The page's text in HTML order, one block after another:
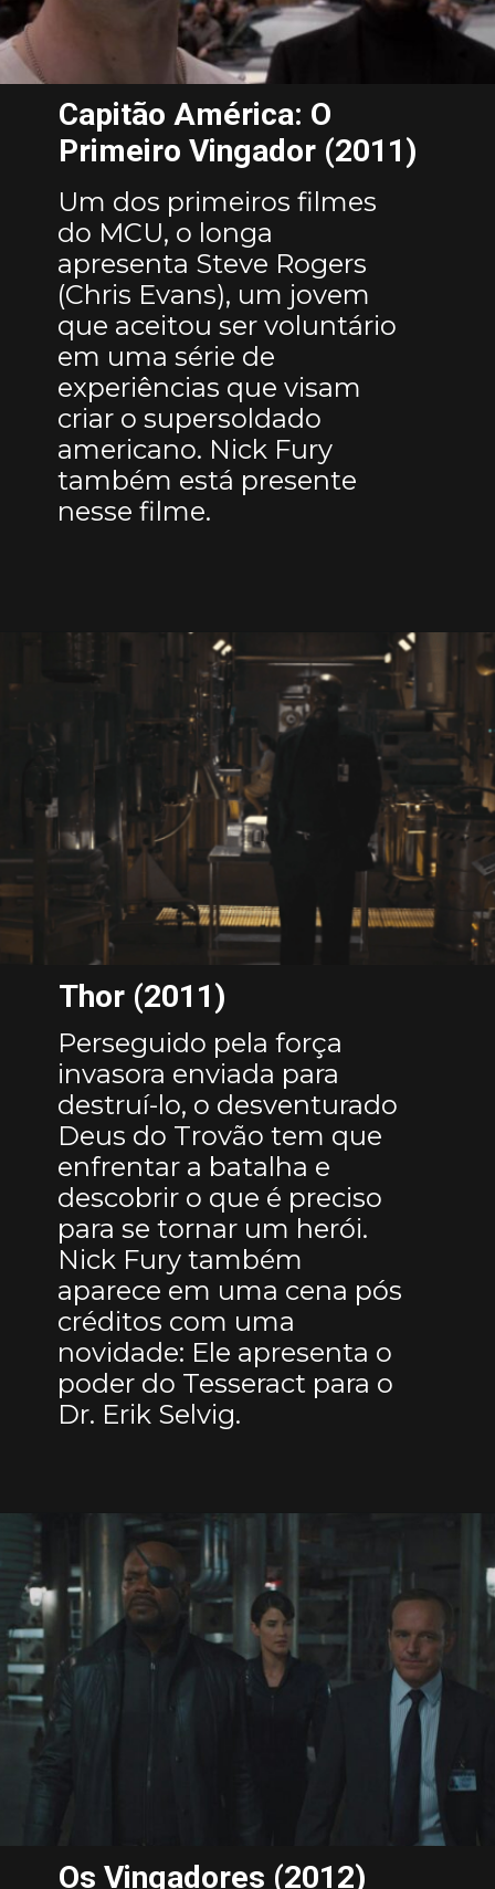
Um dos primeiros filmes
do MCU, o longa
apresenta Steve Rogers
(Chris Evans), um jovem
que aceitou ser voluntário
em uma série de
experiências que visam
criar o supersoldado
americano. Nick Fury
também está presente
nesse filme.
Capitão América: O
Primeiro Vingador (2011)
Perseguido pela força
invasora enviada para
destruí-lo, o desventurado
Deus do Trovão tem que
enfrentar a batalha e
descobrir o que é preciso
para se tornar um herói.
Nick Fury também
aparece em uma cena pós
créditos com uma
novidade: Ele apresenta o
poder do Tesseract para o
Dr. Erik Selvig.
Thor (2011)
Os Vingadores (2012)